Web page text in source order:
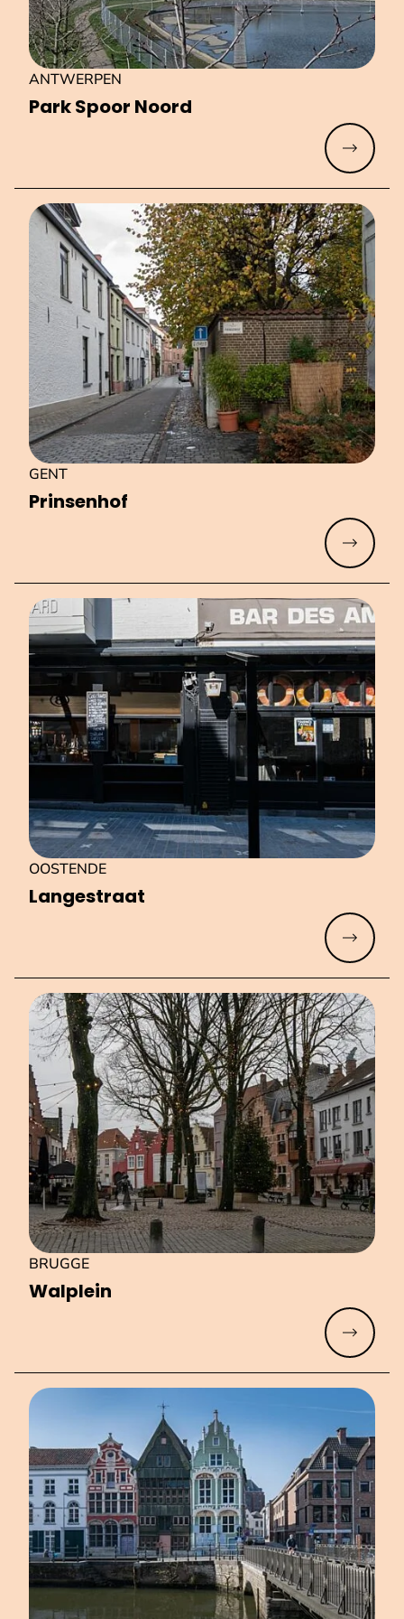
Park Spoor Noord
ANTWERPEN
Meer
Prinsenhof
GENT
Meer
Langestraat
OOSTENDE
Meer
Walplein
BRUGGE
Meer